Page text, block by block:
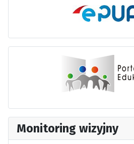
Monitoring wizyjny